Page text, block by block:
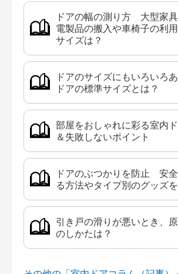
ドアの幅の測り方 大型家
電製品の搬入や車椅子の利
サイズは？
ドアのサイズにもいろいろ
ドアの標準サイズとは？
部屋をおしゃれに彩る室内
＆失敗しないポイント
ドアのぶつかりを防止 安
る方法やタイプ別のグッズ
引き戸の滑りが悪いとき、
のしかたは？